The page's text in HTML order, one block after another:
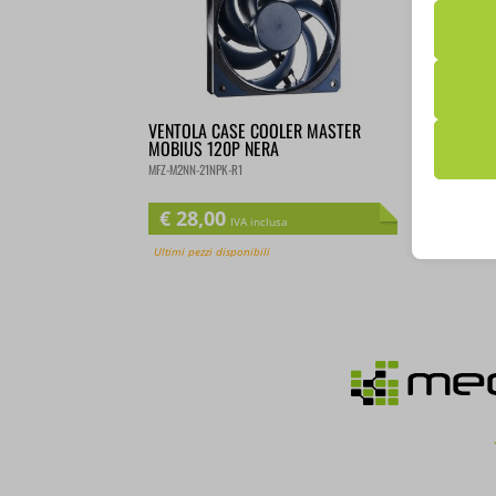
VENTOLA CASE COOLER MASTER
MOBIUS 120P NERA
MFZ-M2NN-21NPK-R1
€28,00 IVA inclusa
Ultimi pezzi disponibili
I
I